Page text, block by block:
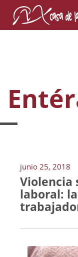
junio 25, 2018
Violencia
laboral: